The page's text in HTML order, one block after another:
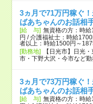
3ヵ月で71万円稼ぐ
ばあちゃんのお話相
[給 与] 無資格の方：時
円 / 介護福祉士：時給
者以上：時給1500円～
[勤務地]
【日光市】日光
市・下野大沢・今市など勤
3ヵ月で73万円稼ぐ
ばあちゃんのお話相
[給 与] 無資格の方：時